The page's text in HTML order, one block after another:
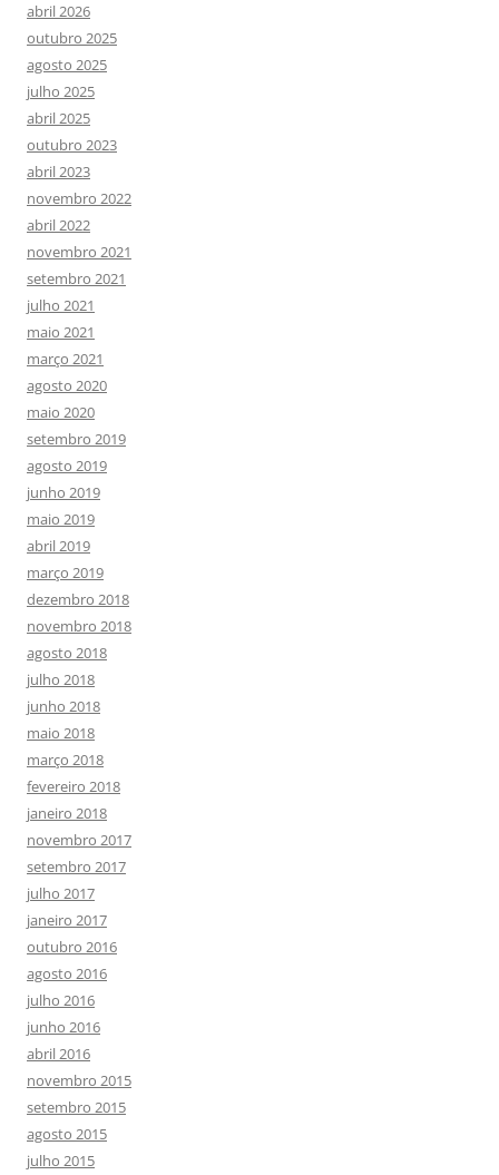
abril 2026
outubro 2025
agosto 2025
julho 2025
abril 2025
outubro 2023
abril 2023
novembro 2022
abril 2022
novembro 2021
setembro 2021
julho 2021
maio 2021
março 2021
agosto 2020
maio 2020
setembro 2019
agosto 2019
junho 2019
maio 2019
abril 2019
março 2019
dezembro 2018
novembro 2018
agosto 2018
julho 2018
junho 2018
maio 2018
março 2018
fevereiro 2018
janeiro 2018
novembro 2017
setembro 2017
julho 2017
janeiro 2017
outubro 2016
agosto 2016
julho 2016
junho 2016
abril 2016
novembro 2015
setembro 2015
agosto 2015
julho 2015